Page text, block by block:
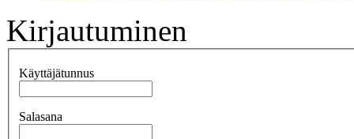
Kirjautuminen
Käyttäjätunnus
Salasana